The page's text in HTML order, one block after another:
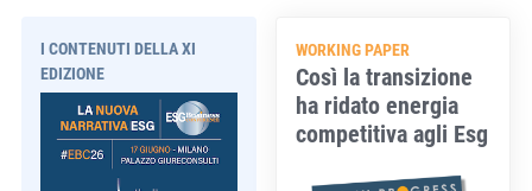
I CONTENUTI DELLA XI
EDIZIONE
WORKING PAPER
Così la transizione
ha ridato energia
competitiva agli Esg